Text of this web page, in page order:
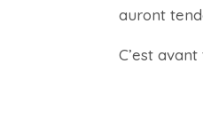
auront
C’est